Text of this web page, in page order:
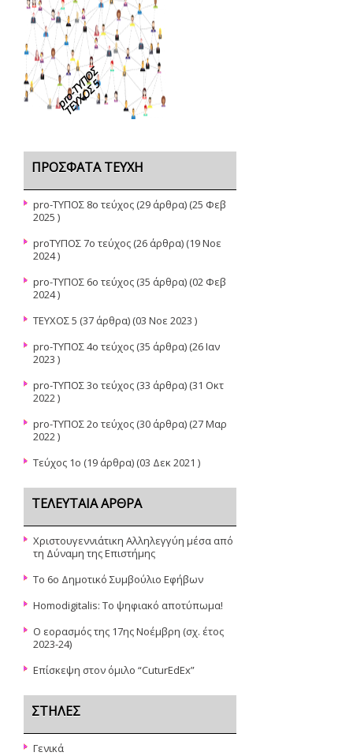
pro-TΥΠΟΣ
ΤΕΥΧΟΣ 5
ΠΡΌΣΦΑΤΑ ΤΕΎΧΗ
pro-ΤΥΠΟΣ 8ο τεύχος (29 άρθρα) (25 Φεβ
2025 )
proΤΥΠΟΣ 7ο τεύχος (26 άρθρα) (19 Νοε
2024 )
pro-ΤΥΠΟΣ 6ο τεύχος (35 άρθρα) (02 Φεβ
2024 )
ΤΕΥΧΟΣ 5 (37 άρθρα) (03 Νοε 2023 )
pro-TYΠΟΣ 4ο τεύχος (35 άρθρα) (26 Ιαν
2023 )
pro-ΤΥΠΟΣ 3ο τεύχος (33 άρθρα) (31 Οκτ
2022 )
pro-ΤΥΠΟΣ 2ο τεύχος (30 άρθρα) (27 Μαρ
2022 )
Τεύχος 1ο (19 άρθρα) (03 Δεκ 2021 )
ΤΕΛΕΥΤΑΊΑ ΆΡΘΡΑ
Χριστουγεννιάτικη Αλληλεγγύη μέσα από
τη Δύναμη της Επιστήμης
Το 6ο Δημοτικό Συμβούλιο Εφήβων
Ηοmodigitalis: To ψηφιακό αποτύπωμα!
Ο εορασμός της 17ης Νοέμβρη (σχ. έτος
2023-24)
Επίσκεψη στον όμιλο “CuturEdEx”
ΣΤΉΛΕΣ
Γενικά